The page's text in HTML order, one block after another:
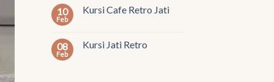
10
Feb
Kursi Cafe Retro Jati
08
Feb
Kursi Jati Retro